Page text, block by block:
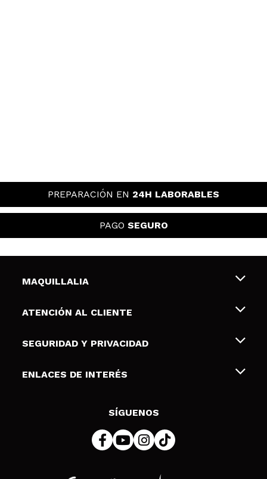
PREPARACIÓN EN 24H LABORABLES
PAGO SEGURO
MAQUILLALIA
Sobre nosotros
Tarjetas de Regalo
ATENCIÓN AL CLIENTE
Envíos y devoluciones
Formas de pago
SEGURIDAD Y PRIVACIDAD
Terminos y condiciones de uso
Política de cookies
ENLACES DE INTERÉS
SÍGUENOS